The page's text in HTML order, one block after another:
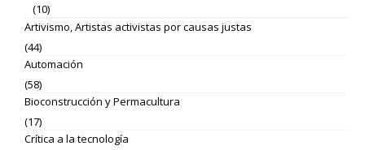
(10)
Artivismo, Artistas activistas por causas justas
(44)
Automación
(58)
Bioconstrucción y Permacultura
(17)
Crítica a la tecnología